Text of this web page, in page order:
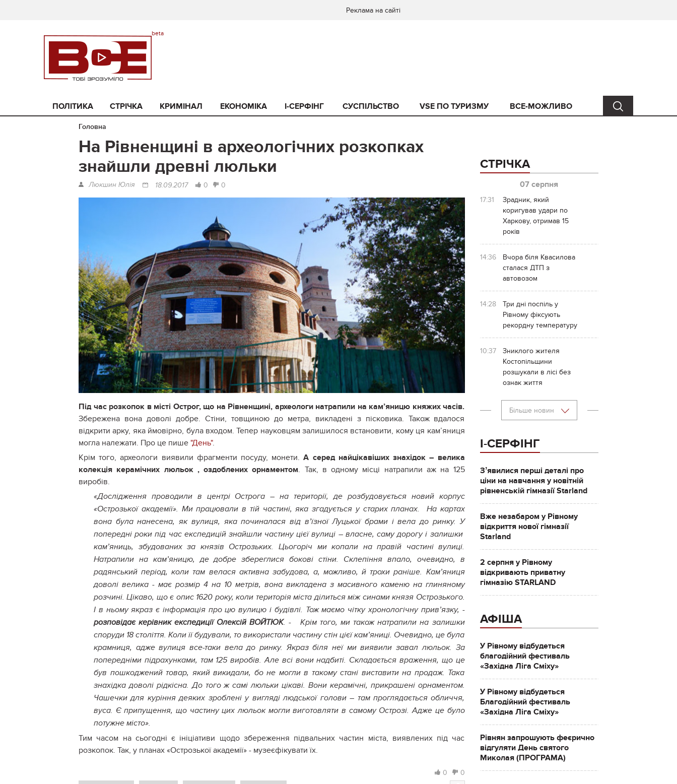
Реклама на сайті
ПОЛІТИКА СТРІЧКА КРИМІНАЛ ЕКОНОМІКА I-СЕРФІНГ СУСПІЛЬСТВО VSE ПО ТУРИЗМУ ВСЕ-МОЖЛИВО
Головна
На Рівненщині в археологічних розкопках
знайшли древні люльки
Люкшин Юлія 18.09.2017 0 0
Під час розкопок в місті Острог, що на Рівненщині, археологи натрапили на кам’яницю княжих часів.
Збережена вона доволі добре. Стіни, товщиною до метра, викладені з пісковика. Також вдалося
відкрити арку, яка ймовірно, була входом. Тепер науковцям залишилося встановити, кому ця кам’яниця
могла належати. Про це пише "День".
Крім того, археологи виявили фрагменти посуду, монети.А серед найцікавіших знахідок – велика
колекція керамічних люльок , оздоблених орнаментом. Так, в одному місці натрапили аж на 125
виробів.
«Дослідження проводили в центрі Острога – на території, де розбудовується новий корпус
«Острозької академії». Ми працювали в тій частині, яка згадується у старих планах. На картах
вона була нанесена, як вулиця, яка починалася від в’їзної Луцької брами і вела до ринку. У
попередні роки під час експедицій знайшли частину цієї вулиці – власне, саму дорогу і залишки
кам’яниць, збудованих за князів Острозьких. Цьогоріч ми копали на правій частині вулиці.
Натрапили на кам’яницю, де добре збереглися бокові стіни. Склепіння впало, очевидно, в
радянський період, коли там велася активна забудова, а, можливо, й трохи раніше. Кам’яниця
доволі велика - має розмір 4 на 10 метрів, вона викладена з масивного каменю на глиняному
розчині. Цікаво, що є опис 1620 року, коли територія міста ділиться між синами князя Острозького.
І в ньому якраз є інформація про цю вулицю і будівлі. Тож маємо чітку хронологічну прив’язку, -
розповідає керівник експедиції Олексій ВОЙТЮК. - Крім того, ми також натрапили на залишки
споруди 18 століття. Коли її будували, то використали частину стін цієї кам’яниці. Очевидно, це була
крамниця, адже вулиця все-таки вела до ринку. Якраз біля неї ми виявили завал люльок. За
попередніми підрахунками, там 125 виробів. Але всі вони надбиті. Складається враження, що це
був пошкоджений товар, який викидали, бо не могли в такому стані виставити на продаж. Така
знахідка доволі рідкісна. До того ж самі люльки цікаві. Вони керамічні, прикрашені орнаментом.
Чашечки для куріння деяких зроблені у вигляді людської голови – там проглядається обличчя,
вуса. Є припущення, що частину цих люльок могли виготовляти в самому Острозі. Адже це було
потужне місто».
Тим часом на сьогодні є ініціативи щодо збереження підвальних частин міста, виявлених під час
розкопок. Так, у планах «Острозької академії» - музеєфікувати їх.
0 0
СТРІЧКА
07 серпня
17:31
Зрадник, який
коригував удари по
Харкову, отримав 15
років
14:36
Вчора біля Квасилова
сталася ДТП з
автовозом
14:28
Три дні поспіль у
Рівному фіксують
рекордну температуру
10:37
Зниклого жителя
Костопільщини
розшукали в лісі без
ознак життя
Більше новин
І-СЕРФІНГ
Зʼявилися перші деталі про
ціни на навчання у новітній
рівненській гімназії Starland
Вже незабаром у Рівному
відкриття нової гімназії
Starland
2 серпня у Рівному
відкривають приватну
гімназію STARLAND
АФІША
У Рівному відбудеться
благодійний фестиваль
«Західна Ліга Сміху»
У Рівному відбудеться
Благодійний фестиваль
«Західна Ліга Сміху»
Рівнян запрошують феєрично
відгуляти День святого
Миколая (ПРОГРАМА)